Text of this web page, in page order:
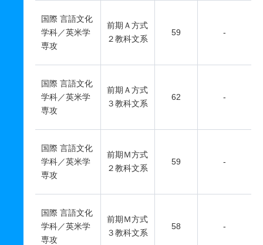
国際 言語文化
学科／英米学
専攻
前期Ａ方式
２教科文系
59 -
国際 言語文化
学科／英米学
専攻
前期Ａ方式
３教科文系
62 -
国際 言語文化
学科／英米学
専攻
前期Ｍ方式
２教科文系
59 -
国際 言語文化
学科／英米学
専攻
前期Ｍ方式
３教科文系
58 -